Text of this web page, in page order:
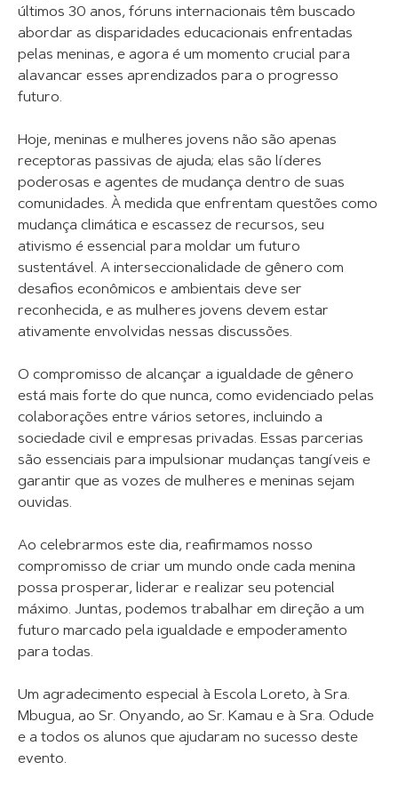
últimos 30 anos, fóruns internacionais têm buscado
abordar as disparidades educacionais enfrentadas
pelas meninas, e agora é um momento crucial para
alavancar esses aprendizados para o progresso
futuro.
Hoje, meninas e mulheres jovens não são apenas
receptoras passivas de ajuda; elas são líderes
poderosas e agentes de mudança dentro de suas
comunidades. À medida que enfrentam questões como
mudança climática e escassez de recursos, seu
ativismo é essencial para moldar um futuro
sustentável. A interseccionalidade de gênero com
desafios econômicos e ambientais deve ser
reconhecida, e as mulheres jovens devem estar
ativamente envolvidas nessas discussões.
O compromisso de alcançar a igualdade de gênero
está mais forte do que nunca, como evidenciado pelas
colaborações entre vários setores, incluindo a
sociedade civil e empresas privadas. Essas parcerias
são essenciais para impulsionar mudanças tangíveis e
garantir que as vozes de mulheres e meninas sejam
ouvidas.
Ao celebrarmos este dia, reafirmamos nosso
compromisso de criar um mundo onde cada menina
possa prosperar, liderar e realizar seu potencial
máximo. Juntas, podemos trabalhar em direção a um
futuro marcado pela igualdade e empoderamento
para todas.
Um agradecimento especial à Escola Loreto, à Sra.
Mbugua, ao Sr. Onyando, ao Sr. Kamau e à Sra. Odude
e a todos os alunos que ajudaram no sucesso deste
evento.